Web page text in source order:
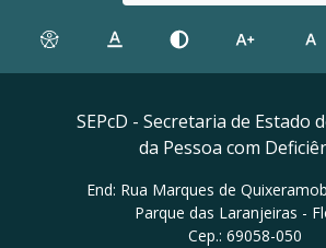
SEPcD - Secretaria de Estado
da Pessoa com
End: Rua Marques de
Parque das Laranjeiras -
Cep.: 69058-050